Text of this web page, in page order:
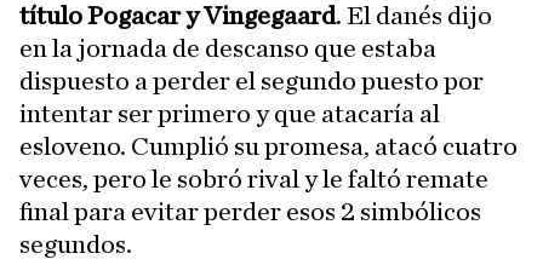
título Pogacar y Vingegaard. El danés dijo
en la jornada de descanso que estaba
dispuesto a perder el segundo puesto por
intentar ser primero y que atacaría al
esloveno. Cumplió su promesa, atacó cuatro
veces, pero le sobró rival y le faltó remate
final para evitar perder esos 2 simbólicos
segundos.